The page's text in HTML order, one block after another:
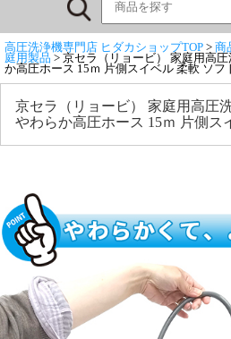
高圧洗浄機専門店 ヒダカショップTOP > 商
庭用製品 > 京セラ（リョービ） 家庭用高
か高圧ホース 15ｍ 片側スイベル 柔軟 ソフ
京セラ（リョービ） 家庭用高圧
やわらか高圧ホース 15ｍ 片側ス